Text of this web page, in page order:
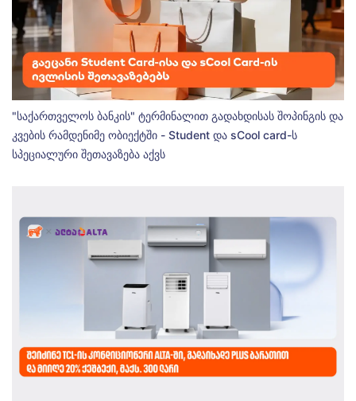
"საქართველოს ბანკის" ტერმინალით გადახდისას შოპინგის და
კვების რამდენიმე ობიექტში - Student და sCool card-ს
სპეციალური შეთავაზება აქვს